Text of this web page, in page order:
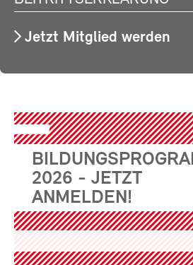
Jetzt Mitglied werden
2026 - JETZT
ANMELDEN!